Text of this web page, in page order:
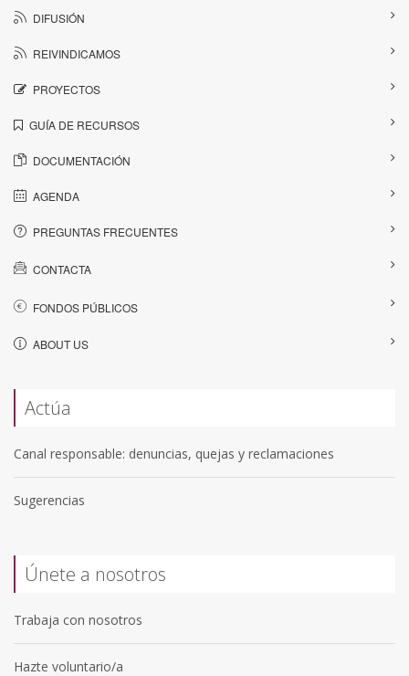
DIFUSIÓN
REIVINDICAMOS
PROYECTOS
GUÍA DE RECURSOS
DOCUMENTACIÓN
AGENDA
PREGUNTAS FRECUENTES
CONTACTA
FONDOS PÚBLICOS
ABOUT US
Actúa
Canal responsable: denuncias, quejas y reclamaciones
Sugerencias
Únete a nosotros
Trabaja con nosotros
Hazte voluntario/a